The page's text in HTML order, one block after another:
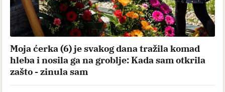
Moja ćerka (6) je svakog dana tražila komad
hleba i nosila ga na groblje: Kada sam otkrila
zašto - zinula sam